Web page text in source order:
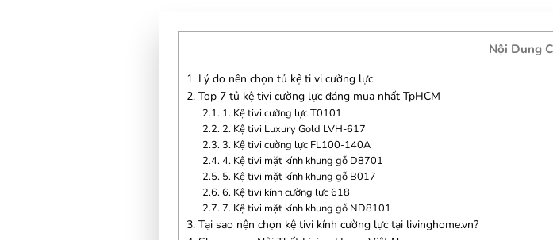
Nội Dung
1.Lý do nên chọn tủ kệ ti vi cường lực
2.Top 7 tủ kệ tivi cường lực đáng mua nhất TpHCM
2.1. 1. Kệ tivi cường lực T0101
2.2. 2. Kệ tivi Luxury Gold LVH-617
2.3. 3. Kệ tivi cường lực FL100-140A
2.4. 4. Kệ tivi mặt kính khung gỗ D8701
2.5. 5. Kệ tivi mặt kính khung gỗ B017
2.6. 6. Kệ tivi kính cường lực 618
2.7. 7. Kệ tivi mặt kính khung gỗ ND8101
3.Tại sao nện chọn kệ tivi kính cường lực tại livinghome.vn?